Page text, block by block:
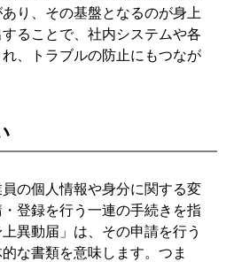
出が必要ですか？
こまで申告すべきですか？
どうすればよいですか？
り、その基盤となるのが身上
ることで、社内システムや各
、トラブルの防止にもつなが
員の個人情報や身分に関する変
登録を行う一連の手続きを指
異動届」は、その申請を行う
な書類を意味します。つま